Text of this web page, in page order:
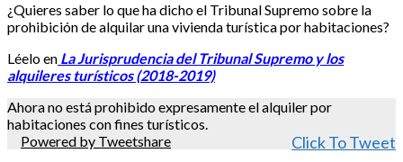
¿Quieres saber lo que ha dicho el Tribunal Supremo sobre la
prohibición de alquilar una vivienda turística por habitaciones?
Léelo en La Jurisprudencia del Tribunal Supremo y los
alquileres turísticos (2018-2019)
Ahora no está prohibido expresamente el alquiler por
habitaciones con fines turísticos.
Powered by Tweetshare
Click To Tweet